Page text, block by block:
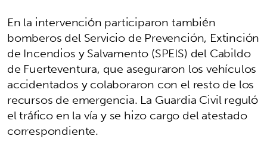
En la intervención participaron también
bomberos del Servicio de Prevención, Extinción
de Incendios y Salvamento (SPEIS) del Cabildo
de Fuerteventura, que aseguraron los vehículos
accidentados y colaboraron con el resto de los
recursos de emergencia. La Guardia Civil reguló
el tráfico en la vía y se hizo cargo del atestado
correspondiente.